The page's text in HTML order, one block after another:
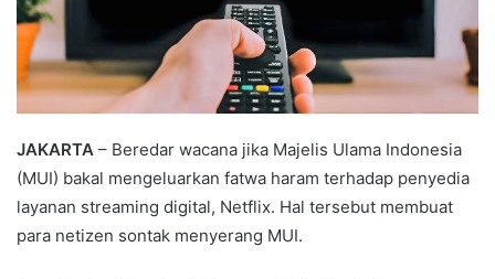
JAKARTA – Beredar wacana jika Majelis Ulama Indonesia
(MUI) bakal mengeluarkan fatwa haram terhadap penyedia
layanan streaming digital, Netflix. Hal tersebut membuat
para netizen sontak menyerang MUI.